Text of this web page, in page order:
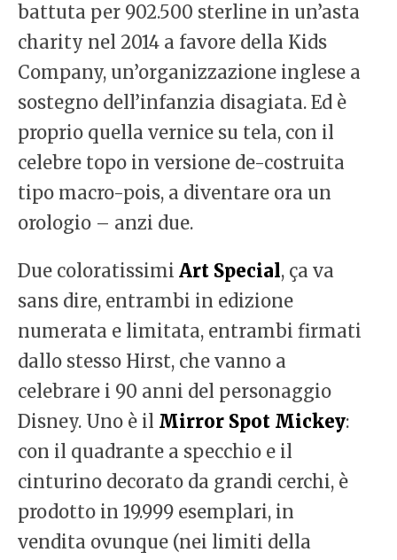
battuta per 902.500 sterline in un’asta
charity nel 2014 a favore della Kids
Company, un’organizzazione inglese a
sostegno dell’infanzia disagiata. Ed è
proprio quella vernice su tela, con il
celebre topo in versione de-costruita
tipo macro-pois, a diventare ora un
orologio – anzi due.
Due coloratissimi Art Special, ça va
sans dire, entrambi in edizione
numerata e limitata, entrambi firmati
dallo stesso Hirst, che vanno a
celebrare i 90 anni del personaggio
Disney. Uno è il Mirror Spot Mickey:
con il quadrante a specchio e il
cinturino decorato da grandi cerchi, è
prodotto in 19.999 esemplari, in
vendita ovunque (nei limiti della